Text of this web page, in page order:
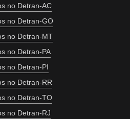
no Detran-AC
no Detran-GO
no Detran-MT
no Detran-PA
no Detran-PI
no Detran-RR
no Detran-TO
no Detran-RJ